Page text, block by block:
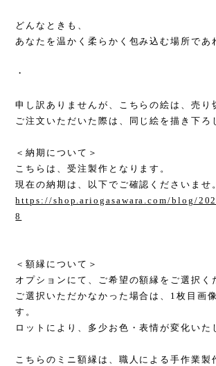
どんなときも、
あなたを温かく柔らかく包み込む場所であ
・
申し訳ありませんが、こちらの絵は、売り
ご注文いただいた際は、同じ絵を描き下ろ
＜納期について＞
こちらは、受注製作となります。
現在の納期は、以下でご確認くださいませ
https://shop.ariogasawara.com/blog/
8
＜額縁について＞
オプションにて、ご希望の額縁をご選択く
ご選択いただかなかった場合は、1枚目画
す。
ロットにより、多少お色・表情が変化いた
こちらのミニ額縁は、職人による手作業製